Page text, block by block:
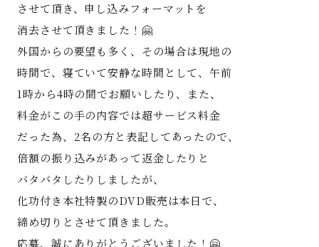
させて頂き、申し込みフォーマットを
消去させて頂きました！🤗
外国からの要望も多く、その場合は現地の
時間で、寝ていて安静な時間として、午前
1時から4時の間でお願いしたり、また、
料金がこの手の内容では超サービス料金
だった為、2名の方と表記してあったので、
倍額の振り込みがあって返金したりと
バタバタしたりしましたが、
化功付き本社特製のDVD販売は本日で、
締め切りとさせて頂きました。
応募、誠にありがとうございました！🤗